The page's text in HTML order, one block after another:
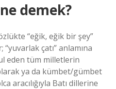
demek?
“eğik, eğik bir şey”
çatı” anlamına
eden tüm milletlerin
ya da kümbet/gümbet
aracılığıyla Batı dillerine